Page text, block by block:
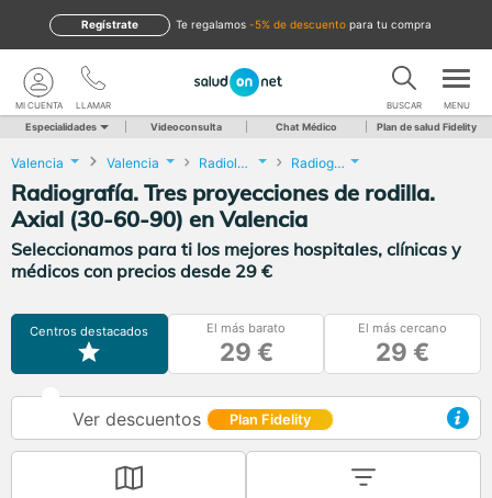
te regalamos -5% de descuento para tu compra
Regístrate
LLAMAR
MI CUENTA BUSCAR MENU
Especialidades Videoconsulta Chat Médico Plan de salud Fidelity
Valencia Valencia Radiología Radiografía. Tres proyecciones de rodilla. Axial (30-60-90)
Radiografía. Tres proyecciones de rodilla.
Axial (30-60-90) en Valencia
Seleccionamos para ti los mejores hospitales, clínicas y
médicos con precios desde 29 €
Centros destacados El más barato
29 €
El más cercano
29 €
Ver descuentos Plan Fidelity